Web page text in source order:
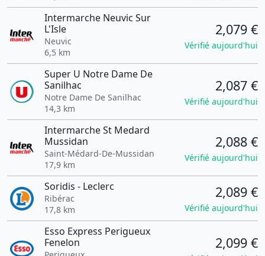
Intermarche Neuvic Sur
L'Isle
Neuvic
6,5 km
2,079 €
Vérifié aujourd'hui
Super U Notre Dame De
Sanilhac
Notre Dame De Sanilhac
14,3 km
2,087 €
Vérifié aujourd'hui
Intermarche St Medard
Mussidan
Saint-Médard-De-Mussidan
17,9 km
2,088 €
Vérifié aujourd'hui
Soridis - Leclerc
Ribérac
17,8 km
2,089 €
Vérifié aujourd'hui
Esso Express Perigueux
Fenelon
2,099 €